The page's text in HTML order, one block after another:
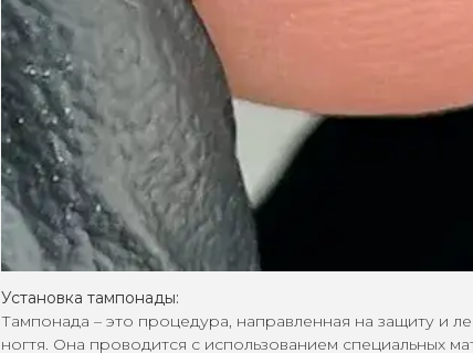
Установка тампонады:
Тампонада – это процедура, направленная на защиту и
ногтя. Она проводится с использованием специальных